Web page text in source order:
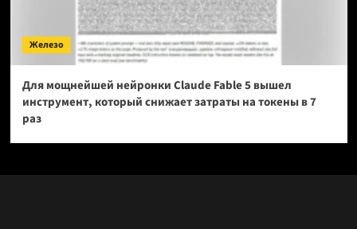
Железо
Для мощнейшей нейронки Claude Fable 5 вышел
инструмент, который снижает затраты на токены в 7
раз